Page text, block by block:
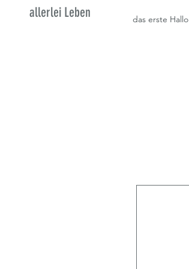
allerlei Leben das erste Hallo